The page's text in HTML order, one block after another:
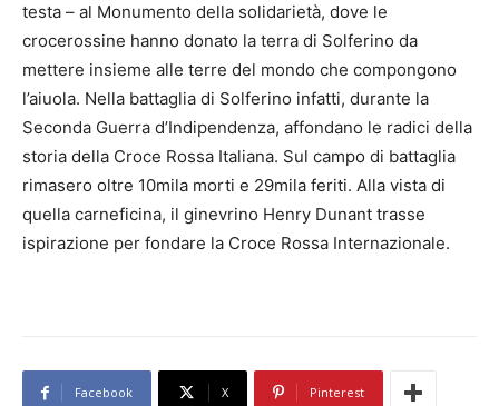
testa – al Monumento della solidarietà, dove le
crocerossine hanno donato la terra di Solferino da
mettere insieme alle terre del mondo che compongono
l’aiuola. Nella battaglia di Solferino infatti, durante la
Seconda Guerra d’Indipendenza, affondano le radici della
storia della Croce Rossa Italiana. Sul campo di battaglia
rimasero oltre 10mila morti e 29mila feriti. Alla vista di
quella carneficina, il ginevrino Henry Dunant trasse
ispirazione per fondare la Croce Rossa Internazionale.
Facebook X Pinterest